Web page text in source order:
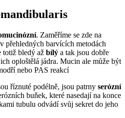
. Zaměříme se zde na
přehledných barvících metodách
totiž bledý až bílý a tak jsou dobře
oploštělá jádra. Mucin ale může být
nebo PAS reakcí
říznuté podélně, jsou patrny serózní
buňek, které nasedají na konce
tubulu odvádí svůj sekret do jeho